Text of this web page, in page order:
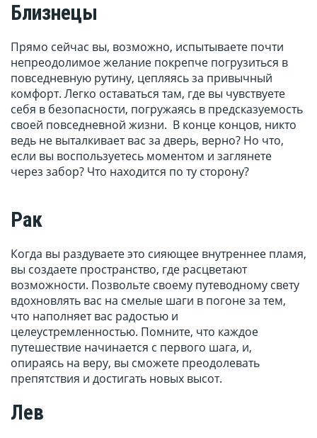
Близнецы
Прямо сейчас вы, возможно, испытываете почти
непреодолимое желание покрепче погрузиться в
повседневную рутину, цепляясь за привычный
комфорт. Легко оставаться там, где вы чувствуете
себя в безопасности, погружаясь в предсказуемость
своей повседневной жизни. В конце концов, никто
ведь не выталкивает вас за дверь, верно? Но что,
если вы воспользуетесь моментом и заглянете
через забор? Что находится по ту сторону?
Рак
Когда вы раздуваете это сияющее внутреннее пламя,
вы создаете пространство, где расцветают
возможности. Позвольте своему путеводному свету
вдохновлять вас на смелые шаги в погоне за тем,
что наполняет вас радостью и
целеустремленностью. Помните, что каждое
путешествие начинается с первого шага, и,
опираясь на веру, вы сможете преодолевать
препятствия и достигать новых высот.
Лев